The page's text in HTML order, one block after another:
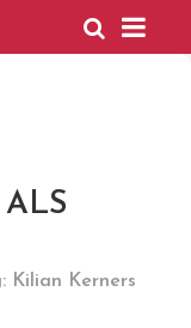
Kilian Kerners